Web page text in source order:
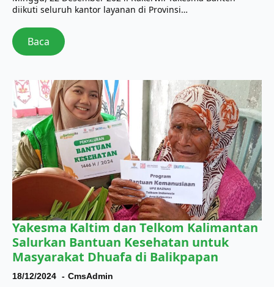
diikuti seluruh kantor layanan di Provinsi…
Baca
Yakesma Kaltim dan Telkom Kalimantan
Salurkan Bantuan Kesehatan untuk
Masyarakat Dhuafa di Balikpapan
18/12/2024 CmsAdmin